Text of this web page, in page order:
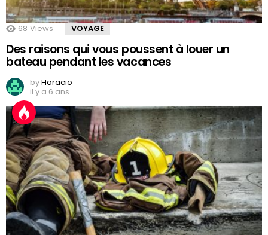
68 Views VOYAGE
Des raisons qui vous poussent à louer un
bateau pendant les vacances
byHoracio
il y a 6 ans